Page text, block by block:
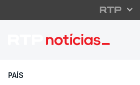
Transmissão
PAÍS